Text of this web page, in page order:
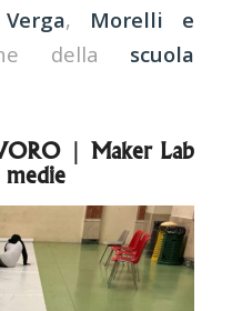
, Morelli
e
della scuola
| Maker Lab
medie